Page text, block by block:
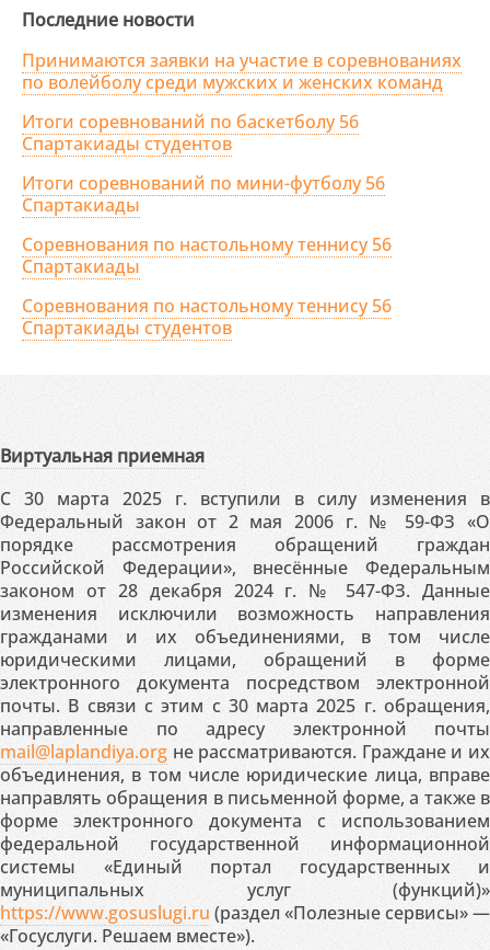
Последние новости
Принимаются заявки на участие в соревнованиях
по волейболу среди мужских и женских команд
Итоги соревнований по баскетболу 56
Спартакиады студентов
Итоги соревнований по мини-футболу 56
Спартакиады
Соревнования по настольному теннису 56
Спартакиады
Соревнования по настольному теннису 56
Спартакиады студентов
Виртуальная приемная
С 30 марта 2025 г. вступили в силу изменения в
Федеральный закон от 2 мая 2006 г. № 59-ФЗ «О
порядке рассмотрения обращений граждан
Российской Федерации», внесённые Федеральным
законом от 28 декабря 2024 г. № 547-ФЗ. Данные
изменения исключили возможность направления
гражданами и их объединениями, в том числе
юридическими лицами, обращений в форме
электронного документа посредством электронной
почты. В связи с этим с 30 марта 2025 г. обращения,
направленные по адресу электронной почты
mail@laplandiya.org не рассматриваются. Граждане и их
объединения, в том числе юридические лица, вправе
направлять обращения в письменной форме, а также в
форме электронного документа с использованием
федеральной государственной информационной
системы «Единый портал государственных и
муниципальных услуг (функций)»
https://www.gosuslugi.ru (раздел «Полезные сервисы» —
«Госуслуги. Решаем вместе»).